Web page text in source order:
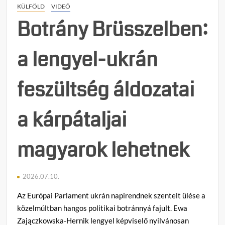
KÜLFÖLD VIDEÓ
Botrány Brüsszelben:
a lengyel-ukrán
feszültség áldozatai
a kárpátaljai
magyarok lehetnek
2026.07.10.
Az Európai Parlament ukrán napirendnek szentelt ülése a
közelmúltban hangos politikai botránnyá fajult. Ewa
Zajączkowska-Hernik lengyel képviselő nyilvánosan